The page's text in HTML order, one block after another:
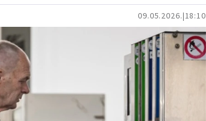
09.05.2026. 18:10